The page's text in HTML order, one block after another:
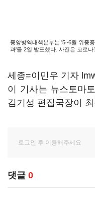
중앙방역대책본부는 '5~6월 위중
과'를 2일 발표했다. 사진은 코로
세종=이민우 기자
이 기사는 뉴스토마
김기성 편집국장이
댓글 0